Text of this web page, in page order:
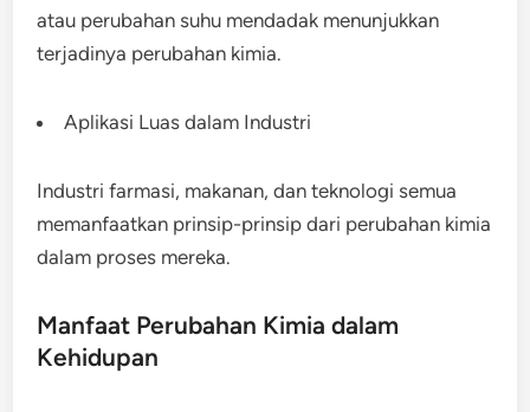
atau perubahan suhu mendadak menunjukkan
terjadinya perubahan kimia.
Aplikasi Luas dalam Industri
Industri farmasi, makanan, dan teknologi semua
memanfaatkan prinsip-prinsip dari perubahan kimia
dalam proses mereka.
Manfaat Perubahan Kimia dalam
Kehidupan